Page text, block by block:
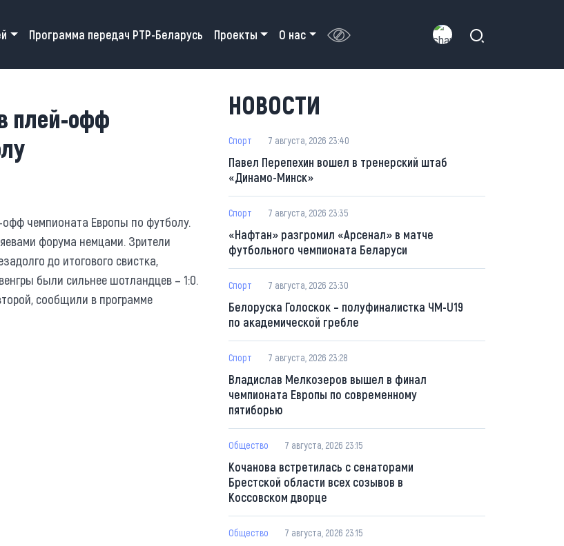
Программа передач РТР-Беларусь Проекты О нас
плей-офф
чемпионата Европы по футболу.
форума немцами. Зрители
до итогового свистка,
были сильнее шотландцев – 1:0.
сообщили в программе
НОВОСТИ
Спорт 7 августа, 2026 23:40
Павел Перепехин вошел в тренерский штаб
«Динамо-Минск»
Спорт 7 августа, 2026 23:35
«Нафтан» разгромил «Арсенал» в матче
футбольного чемпионата Беларуси
Спорт 7 августа, 2026 23:30
Белоруска Голоскок – полуфиналистка ЧМ-U19
по академической гребле
Спорт 7 августа, 2026 23:28
Владислав Мелкозеров вышел в финал
чемпионата Европы по современному
пятиборью
Общество 7 августа, 2026 23:15
Кочанова встретилась с сенаторами
Брестской области всех созывов в
Коссовском дворце
Общество 7 августа, 2026 23:15